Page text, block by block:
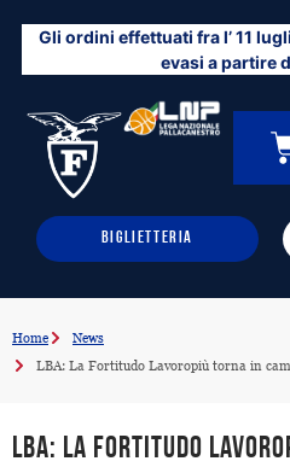
contenuto
Gli ordini effettuati fra l’ 11
evasi a partire
0
BIGLIETTERIA
Home
News
LBA: La Fortitudo Lavoropiù torna in
LBA: La Fortitudo